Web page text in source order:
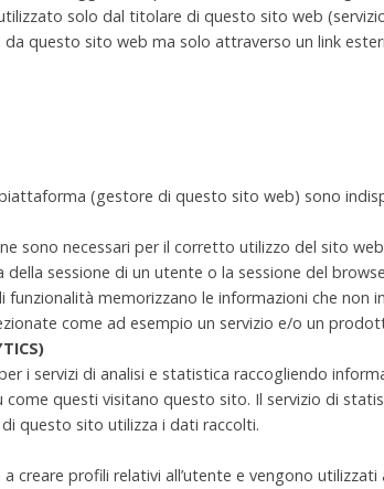
solo dal titolare di questo sito web
questo sito web ma solo attraverso un link
(gestore di questo sito web) sono
sono necessari per il corretto utilizzo del sito
sessione di un utente o la sessione del
funzionalità memorizzano le informazioni che non
come ad esempio un servizio e/o un
i servizi di analisi e statistica raccogliendo
questi visitano questo sito. Il servizio di
questo sito utilizza i dati raccolti.
creare profili relativi all’utente e vengono